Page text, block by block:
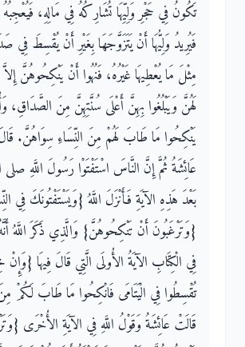
تَكُونُ فِي حَجْرِ وَلِيِّهَا تُشَارِكُهُ فِي مَالِهِ، فَيُعْجِبُهُ
فَيُرِيدُ وَلِيُّهَا أَنْ يَتَزَوَّجَهَا بِغَيْرِ أَنْ يُقْسِطَ فِي
مِثْلَ مَا يُعْطِيهَا غَيْرُهُ، فَنُهُوا أَنْ يَنْكِحُوهُنَّ
لَهُنَّ وَيَبْلُغُوا بِهِنَّ أَعْلَى سُنَّتِهِنَّ مِنَ الصَّدَاقِ،
يَنْكِحُوا مَا طَابَ لَهُمْ مِنَ النِّسَاءِ سِوَاهُنَّ‏.‏
عَائِشَةُ ثُمَّ إِنَّ النَّاسَ اسْتَفْتَوْا رَسُولَ اللَّهِ صلى
بَعْدَ هَذِهِ الآيَةِ فَأَنْزَلَ اللَّهُ ‏{‏وَيَسْتَفْتُونَكَ فِي
‏{‏وَتَرْغَبُونَ أَنْ تَنْكِحُوهُنَّ‏}‏ وَالَّذِي ذَكَرَ اللَّهُ
فِي الْكِتَابِ الآيَةُ الأُولَى الَّتِي قَالَ فِيهَا
تُقْسِطُوا فِي الْيَتَامَى فَانْكِحُوا مَا طَابَ لَكُمْ
قَالَتْ عَائِشَةُ وَقَوْلُ اللَّهِ فِي الآيَةِ الأُخْرَى